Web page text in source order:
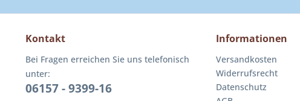
Kontakt
Bei Fragen erreichen Sie uns telefonisch
unter:
06157 - 9399-16
Informationen
Versandkosten
Widerrufsrecht
Datenschutz